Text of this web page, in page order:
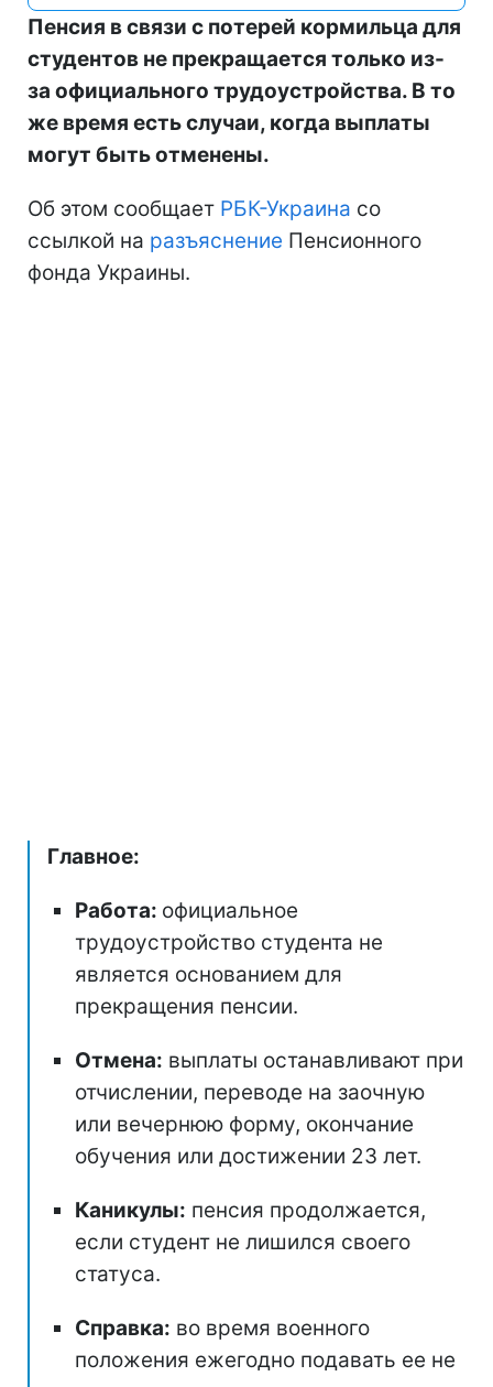
Пенсия в связи с потерей кормильца для
студентов не прекращается только из-
за официального трудоустройства. В то
же время есть случаи, когда выплаты
могут быть отменены.
Об этом сообщает РБК-Украина со
ссылкой на разъяснение Пенсионного
фонда Украины.
Главное:
Работа: официальное
трудоустройство студента не
является основанием для
прекращения пенсии.
Отмена: выплаты останавливают при
отчислении, переводе на заочную
или вечернюю форму, окончание
обучения или достижении 23 лет.
Каникулы: пенсия продолжается,
если студент не лишился своего
статуса.
Справка: во время военного
положения ежегодно подавать ее не